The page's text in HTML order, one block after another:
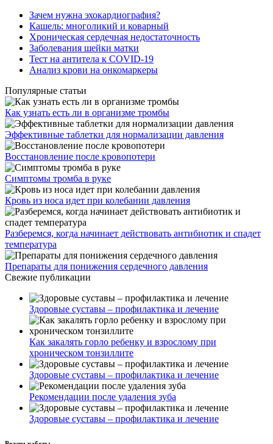
Зачем нужна эхокардиография?
Кашель: многоликий и коварный
Хроническая сердечная недостаточность
Заболевания шейки матки
Тест на антитела к COVID-19
Анализ крови на онкомаркеры
Популярные статьи
Как узнать есть ли в организме тромбы
Эффективные таблетки для нормализации давления
Восстановление после кровопотери
Симптомы тромба в руке
Кровь из носа идет при колебании давления
Разберемся, когда начинает действовать антибиотик и спадет
температура
Препараты для понижения сердечного давления
Свежие публикации
Здоровые суставы – профилактика и лечение
Как закалять горло ребенку и взрослому при
хроническом тонзиллите
Здоровые суставы – профилактика и лечение
Рекомендации после удаления зуба
Здоровые суставы – профилактика и лечение